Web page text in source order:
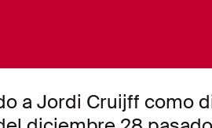
a Jordi Cruijff como